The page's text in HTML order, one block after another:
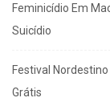
Feminicídio Em
Suicídio
Festival
Grátis